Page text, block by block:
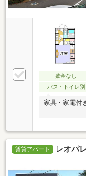
敷金なし
バス・トイレ別
家具・家電付
賃貸アパート レオパ